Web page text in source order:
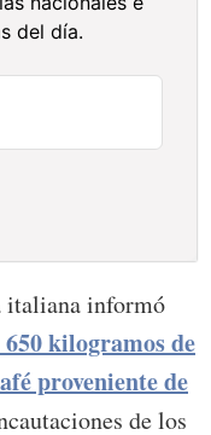
del día.
italiana informó
kilogramos de
proveniente de
de los